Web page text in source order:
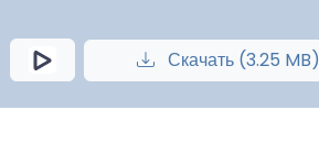
Скачать (3.25 MB)